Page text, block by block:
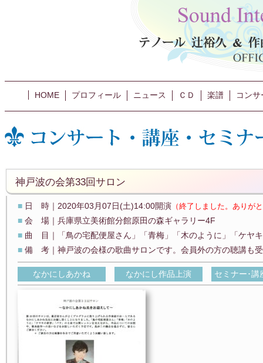
HOME プロフィール ニュース ＣＤ 楽譜 コン
神戸波の会第33回サロン
■ 日 時｜2020年03月07日(土)14:00開演 （終了しました。ありが
■ 会 場｜兵庫県立美術館分館原田の森ギャラリー4F
■ 曲 目｜「鳥の宅配便屋さん」「青梅」「木のように」「ケヤ
■ 備 考｜神戸波の会様の歌曲サロンです。会員外の方の聴講も
なかにしあかね なかにし作品上演 セミナー･講